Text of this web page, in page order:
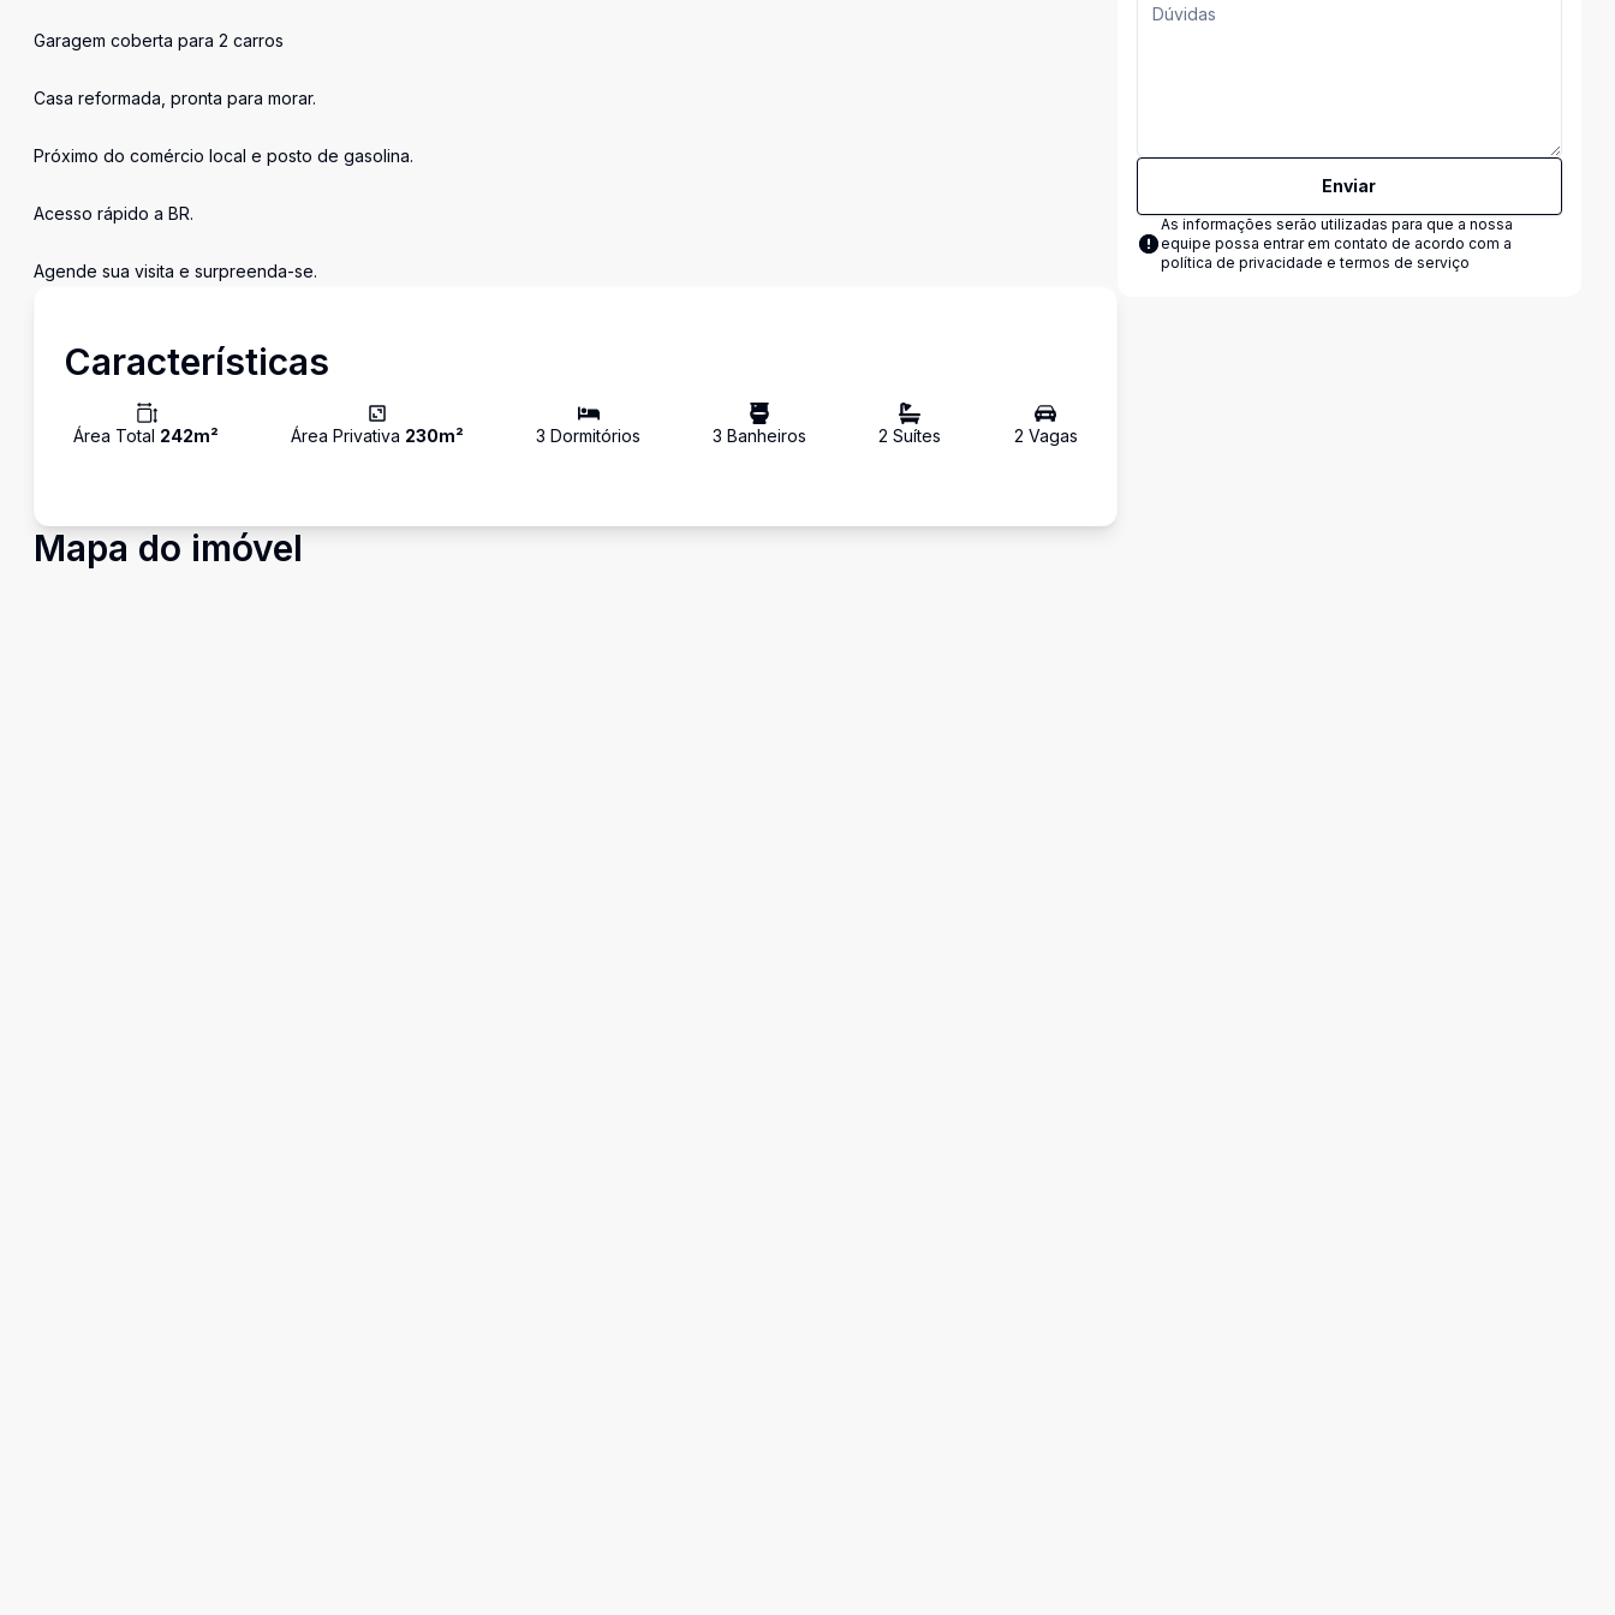
Garagem coberta para 2 carros
Casa reformada, pronta para morar.
Próximo do comércio local e posto de gasolina.
Acesso rápido a BR.
Agende sua visita e surpreenda-se.
Características
Área Total 242m² Área Privativa 230m² 3 Dormitórios 3 Banheiros 2 Suítes 2 Vagas
Mapa do imóvel
Enviar
As informações serão utilizadas para que a nossa
equipe possa entrar em contato de acordo com a
política de privacidade e termos de serviço